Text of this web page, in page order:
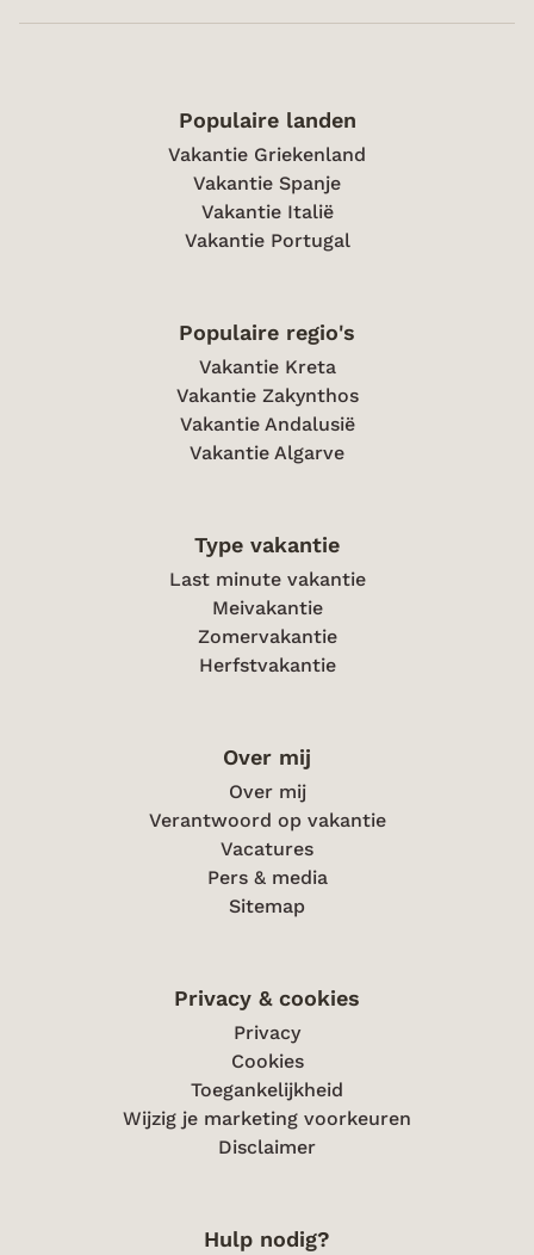
Populaire landen
Vakantie Griekenland
Vakantie Spanje
Vakantie Italië
Vakantie Portugal
Populaire regio's
Vakantie Kreta
Vakantie Zakynthos
Vakantie Andalusië
Vakantie Algarve
Type vakantie
Last minute vakantie
Meivakantie
Zomervakantie
Herfstvakantie
Over mij
Over mij
Verantwoord op vakantie
Vacatures
Pers & media
Sitemap
Privacy & cookies
Privacy
Cookies
Toegankelijkheid
Wijzig je marketing voorkeuren
Disclaimer
Hulp nodig?